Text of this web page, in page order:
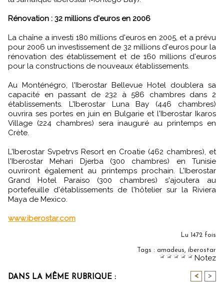
Rénovation : 32 millions d'euros en 2006
La chaîne a investi 180 millions d'euros en 2005, et a prévu
pour 2006 un investissement de 32 millions d'euros pour la
rénovation des établissement et de 160 millions d'euros
pour la constructions de nouveaux établissements.
Au Monténégro, l'Iberostar Bellevue Hotel doublera sa
capacité en passant de 232 à 586 chambres dans 2
établissements. L'Iberostar Luna Bay (446 chambres)
ouvrira ses portes en juin en Bulgarie et l'Iberostar Ikaros
Village (224 chambres) sera inauguré au printemps en
Crète.
L'Iberostar Svpetrvs Resort en Croatie (462 chambres), et
l'Iberostar Mehari Djerba (300 chambres) en Tunisie
ouvriront également au printemps prochain. L'Iberostar
Grand Hotel Paraiso (300 chambres) s'ajoutera au
portefeuille d'établissements de l'hôtelier sur la Riviera
Maya de Mexico.
www.iberostar.com
Lu 1472 fois
Tags : amadeus iberostar
Notez
DANS LA MÊME RUBRIQUE : < >